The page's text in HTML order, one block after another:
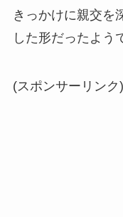
きっかけに親交を
した形だったよう
(スポンサーリンク)